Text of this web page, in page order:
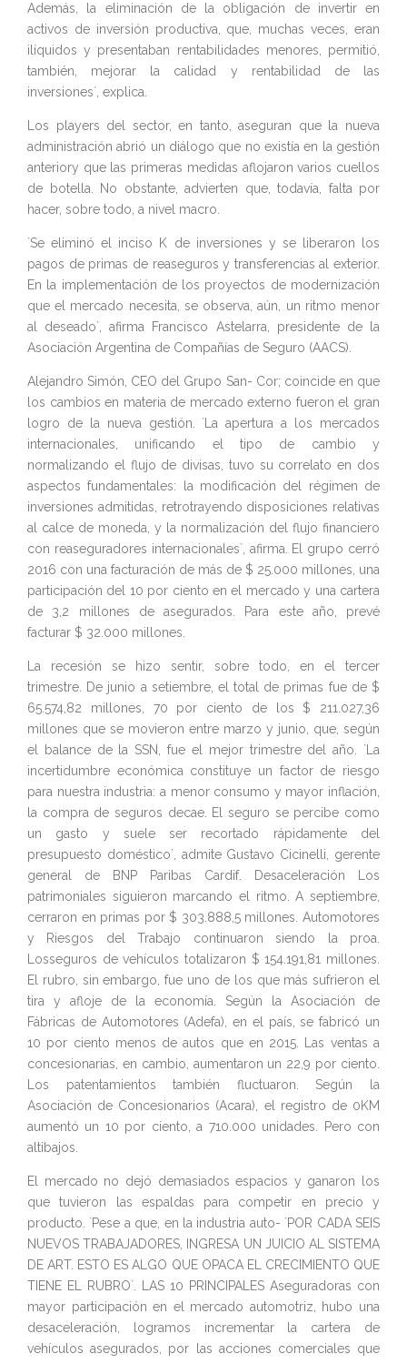
Además, la eliminación de la obligación de invertir en
activos de inversión productiva, que, muchas veces, eran
ilíquidos y presentaban rentabilidades menores, permitió,
también, mejorar la calidad y rentabilidad de las
inversiones`, explica.
Los players del sector, en tanto, aseguran que la nueva
administración abrió un diálogo que no existía en la gestión
anteriory que las primeras medidas aflojaron varios cuellos
de botella. No obstante, advierten que, todavía, falta por
hacer, sobre todo, a nivel macro.
`Se eliminó el inciso K de inversiones y se liberaron los
pagos de primas de reaseguros y transferencias al exterior.
En la implementación de los proyectos de modernización
que el mercado necesita, se observa, aún, un ritmo menor
al deseado`, afirma Francisco Astelarra, presidente de la
Asociación Argentina de Compañías de Seguro (AACS).
Alejandro Simón, CEO del Grupo San- Cor; coincide en que
los cambios en materia de mercado externo fueron el gran
logro de la nueva gestión. `La apertura a los mercados
internacionales, unificando el tipo de cambio y
normalizando el flujo de divisas, tuvo su correlato en dos
aspectos fundamentales: la modificación del régimen de
inversiones admitidas, retrotrayendo disposiciones relativas
al calce de moneda, y la normalización del flujo financiero
con reaseguradores internacionales`, afirma. El grupo cerró
2016 con una facturación de más de $ 25.000 millones, una
participación del 10 por ciento en el mercado y una cartera
de 3,2 millones de asegurados. Para este año, prevé
facturar $ 32.000 millones.
La recesión se hizo sentir, sobre todo, en el tercer
trimestre. De junio a setiembre, el total de primas fue de $
65.574,82 millones, 70 por ciento de los $ 211.027,36
millones que se movieron entre marzo y junio, que, según
el balance de la SSN, fue el mejor trimestre del año. `La
incertidumbre económica constituye un factor de riesgo
para nuestra industria: a menor consumo y mayor inflación,
la compra de seguros decae. El seguro se percibe como
un gasto y suele ser recortado rápidamente del
presupuesto doméstico`, admite Gustavo Cicinelli, gerente
general de BNP Paribas Cardif. Desaceleración Los
patrimoniales siguieron marcando el ritmo. A septiembre,
cerraron en primas por $ 303.888,5 millones. Automotores
y Riesgos del Trabajo continuaron siendo la proa.
Losseguros de vehículos totalizaron $ 154.191,81 millones.
El rubro, sin embargo, fue uno de los que más sufrieron el
tira y afloje de la economía. Según la Asociación de
Fábricas de Automotores (Adefa), en el país, se fabricó un
10 por ciento menos de autos que en 2015. Las ventas a
concesionarias, en cambio, aumentaron un 22,9 por ciento.
Los patentamientos también fluctuaron. Según la
Asociación de Concesionarios (Acara), el registro de 0KM
aumentó un 10 por ciento, a 710.000 unidades. Pero con
altibajos.
El mercado no dejó demasiados espacios y ganaron los
que tuvieron las espaldas para competir en precio y
producto. `Pese a que, en la industria auto- `POR CADA SEIS
NUEVOS TRABAJADORES, INGRESA UN JUICIO AL SISTEMA
DE ART. ESTO ES ALGO QUE OPACA EL CRECIMIENTO QUE
TIENE EL RUBRO`. LAS 10 PRINCIPALES Aseguradoras con
mayor participación en el mercado automotriz, hubo una
desaceleración, logramos incrementar la cartera de
vehículos asegurados, por las acciones comerciales que